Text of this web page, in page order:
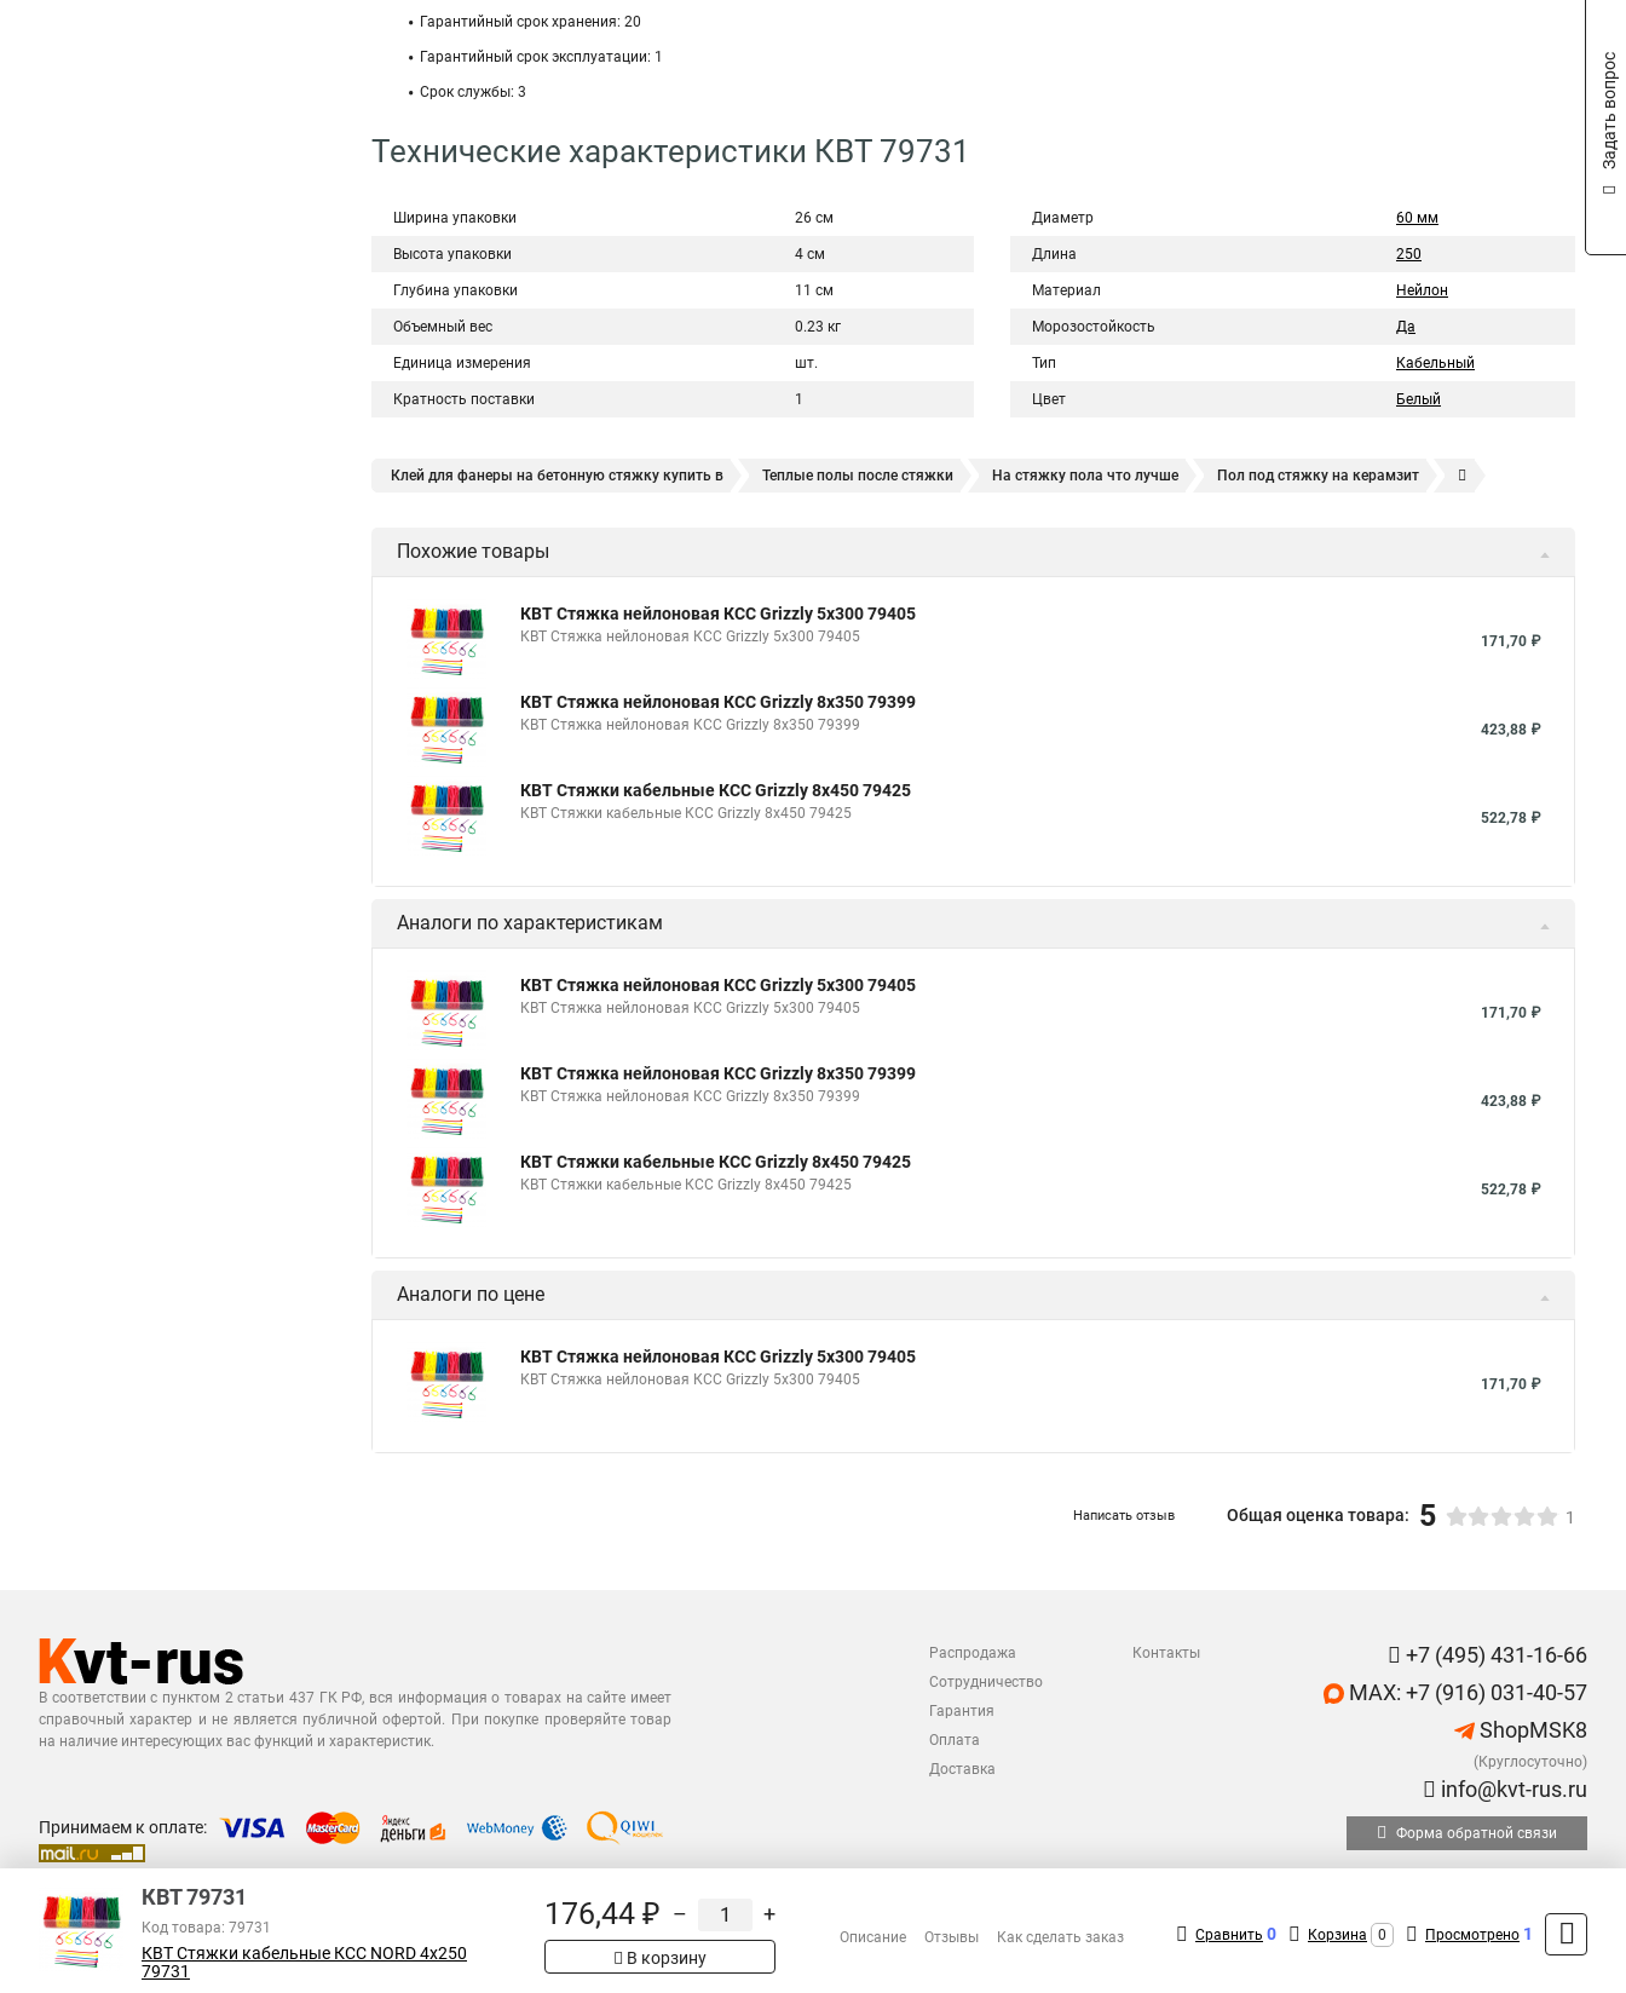
Гарантийный срок хранения: 20
Гарантийный срок эксплуатации: 1
Срок службы: 3
Технические характеристики КВТ 79731
Ширина упаковки 26 см
Высота упаковки 4 см
Глубина упаковки 11 см
Объемный вес 0.23 кг
Единица измерения шт.
Кратность поставки 1
Диаметр 60 мм
Длина 250
Материал Нейлон
Морозостойкость Да
Тип Кабельный
Цвет Белый
Клей для фанеры на бетонную стяжку купить в Теплые полы после стяжки На стяжку пола что лучше Пол под стяжку на керамзит
Похожие товары
КВТ Стяжка нейлоновая КСС Grizzly 5х300 79405
КВТ Стяжка нейлоновая КСС Grizzly 5х300 79405 171,70 ₽
КВТ Стяжка нейлоновая КСС Grizzly 8х350 79399
КВТ Стяжка нейлоновая КСС Grizzly 8х350 79399 423,88 ₽
КВТ Стяжки кабельные КСС Grizzly 8х450 79425
КВТ Стяжки кабельные КСС Grizzly 8х450 79425 522,78 ₽
Аналоги по характеристикам
КВТ Стяжка нейлоновая КСС Grizzly 5х300 79405
КВТ Стяжка нейлоновая КСС Grizzly 5х300 79405 171,70 ₽
КВТ Стяжка нейлоновая КСС Grizzly 8х350 79399
КВТ Стяжка нейлоновая КСС Grizzly 8х350 79399 423,88 ₽
КВТ Стяжки кабельные КСС Grizzly 8х450 79425
КВТ Стяжки кабельные КСС Grizzly 8х450 79425 522,78 ₽
Аналоги по цене
КВТ Стяжка нейлоновая КСС Grizzly 5х300 79405
КВТ Стяжка нейлоновая КСС Grizzly 5х300 79405 171,70 ₽
Написать отзыв Общая оценка товара: 5 1
В соответствии с пунктом 2 статьи 437 ГК РФ, вся информация о товарах на сайте имеет
справочный характер и не является публичной офертой. При покупке проверяйте товар
на наличие интересующих вас функций и характеристик.
Распродажа
Сотрудничество
Гарантия
Оплата
Доставка
Контакты
+7 (495) 431-16-66
MAX: +7 (916) 031-40-57
ShopMSK8
(Круглосуточно)
info@kvt-rus.ru
Принимаем к оплате: Форма обратной связи
КВТ 79731
Код товара: 79731
КВТ Стяжки кабельные КСС NORD 4х250
79731
176,44 ₽ – +
В корзину
Описание Отзывы Как сделать заказ Сравнить 0 Корзина 0 Просмотрено 1
Задать вопрос